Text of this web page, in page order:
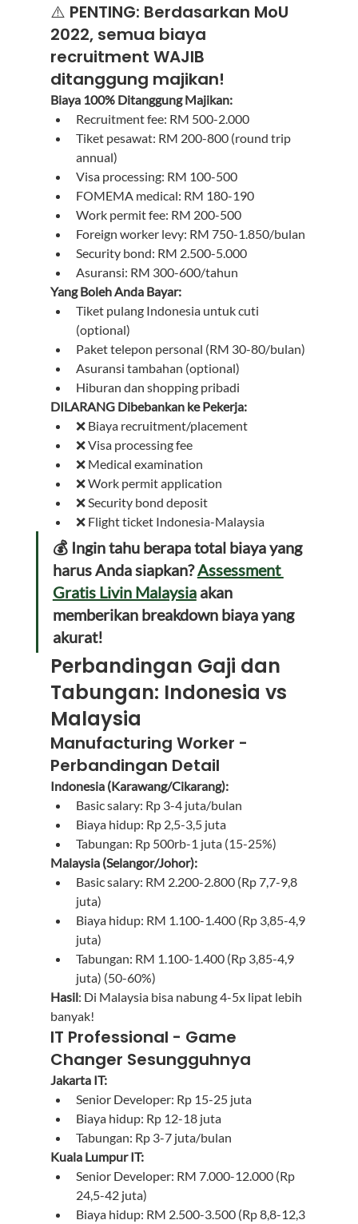
⚠️ PENTING: Berdasarkan MoU
2022, semua biaya
recruitment WAJIB
ditanggung majikan!
Biaya 100% Ditanggung Majikan:
Recruitment fee: RM 500-2.000
Tiket pesawat: RM 200-800 (round trip
annual)
Visa processing: RM 100-500
FOMEMA medical: RM 180-190
Work permit fee: RM 200-500
Foreign worker levy: RM 750-1.850/bulan
Security bond: RM 2.500-5.000
Asuransi: RM 300-600/tahun
Yang Boleh Anda Bayar:
Tiket pulang Indonesia untuk cuti
(optional)
Paket telepon personal (RM 30-80/bulan)
Asuransi tambahan (optional)
Hiburan dan shopping pribadi
DILARANG Dibebankan ke Pekerja:
❌ Biaya recruitment/placement
❌ Visa processing fee
❌ Medical examination
❌ Work permit application
❌ Security bond deposit
❌ Flight ticket Indonesia-Malaysia
💰 Ingin tahu berapa total biaya yang
harus Anda siapkan? Assessment
Gratis Livin Malaysia akan
memberikan breakdown biaya yang
akurat!
Perbandingan Gaji dan
Tabungan: Indonesia vs
Malaysia
Manufacturing Worker -
Perbandingan Detail
Indonesia (Karawang/Cikarang):
Basic salary: Rp 3-4 juta/bulan
Biaya hidup: Rp 2,5-3,5 juta
Tabungan: Rp 500rb-1 juta (15-25%)
Malaysia (Selangor/Johor):
Basic salary: RM 2.200-2.800 (Rp 7,7-9,8
juta)
Biaya hidup: RM 1.100-1.400 (Rp 3,85-4,9
juta)
Tabungan: RM 1.100-1.400 (Rp 3,85-4,9
juta) (50-60%)
Hasil: Di Malaysia bisa nabung 4-5x lipat lebih
banyak!
IT Professional - Game
Changer Sesungguhnya
Jakarta IT:
Senior Developer: Rp 15-25 juta
Biaya hidup: Rp 12-18 juta
Tabungan: Rp 3-7 juta/bulan
Kuala Lumpur IT:
Senior Developer: RM 7.000-12.000 (Rp
24,5-42 juta)
Biaya hidup: RM 2.500-3.500 (Rp 8,8-12,3